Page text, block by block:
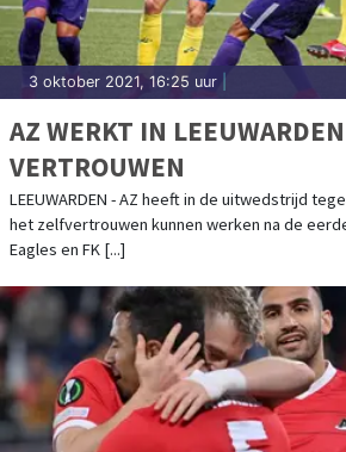
3 oktober 2021, 16:25 uur
AZ WERKT IN
VERTROUWEN
LEEUWARDEN - AZ heeft in de uitwedstrijd
het zelfvertrouwen kunnen werken na de
Eagles en FK [...]